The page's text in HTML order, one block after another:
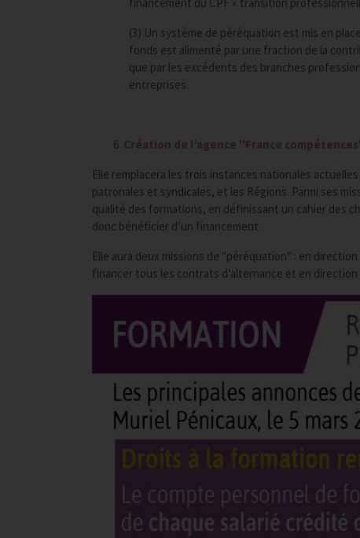
(3) Un système de péréquation est mis en
fonds est alimenté par une fraction de la
que par les excédents des branches
entreprises.
Création de l’agence "France
Elle remplacera les trois instances nationales
patronales et syndicales, et les Régions. Parmi ses
qualité des formations, en définissant un cahier des
donc bénéficier d’un financement.
Elle aura deux missions de "péréquation" : en
financer tous les contrats d’alternance et en direction